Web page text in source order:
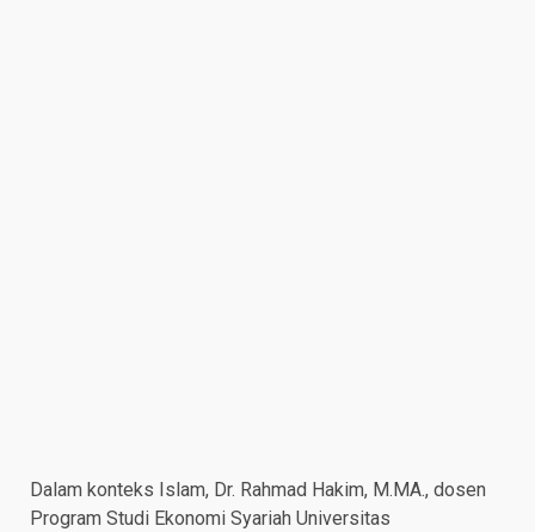
Dalam konteks Islam, Dr. Rahmad Hakim, M.MA., dosen
Program Studi Ekonomi Syariah Universitas